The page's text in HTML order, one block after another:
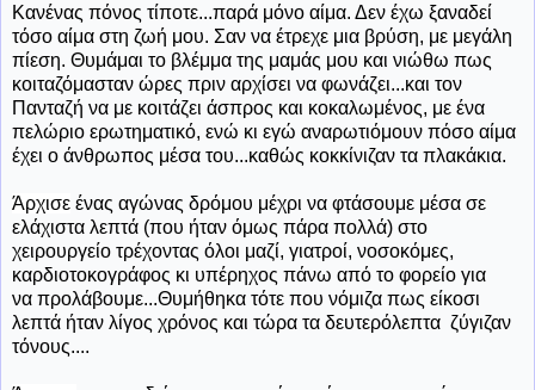
Κανένας πόνος τίποτε...παρά μόνο αίμα. Δεν έχω ξαναδεί
τόσο αίμα στη ζωή μου. Σαν να έτρεχε μια βρύση, με μεγάλη
πίεση. Θυμάμαι το βλέμμα της μαμάς μου και νιώθω πως
κοιταζόμασταν ώρες πριν αρχίσει να φωνάζει...και τον
Πανταζή να με κοιτάζει άσπρος και κοκαλωμένος, με ένα
πελώριο ερωτηματικό, ενώ κι εγώ αναρωτιόμουν πόσο αίμα
έχει ο άνθρωπος μέσα του...καθώς κοκκίνιζαν τα πλακάκια.
Άρχισε ένας αγώνας δρόμου μέχρι να φτάσουμε μέσα σε
ελάχιστα λεπτά (που ήταν όμως πάρα πολλά) στο
χειρουργείο τρέχοντας όλοι μαζί, γιατροί, νοσοκόμες,
καρδιοτοκογράφος κι υπέρηχος πάνω από το φορείο για
να προλάβουμε...Θυμήθηκα τότε που νόμιζα πως είκοσι
λεπτά ήταν λίγος χρόνος και τώρα τα δευτερόλεπτα ζύγιζαν
τόνους....